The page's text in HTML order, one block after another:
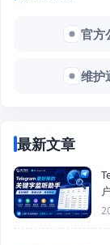
官方
维护
最新文章